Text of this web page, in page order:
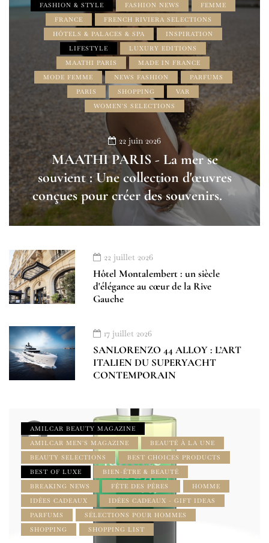
FASHION & STYLE
FASHION NEWS
FEMME
FRANCE
FRENCH RIVIERA SELECTIONS
HÔTELS & PALACES & SPA
INSPIRATION
LIFESTYLE
LUXURY EDITIONS
MAATHI PARIS
MADE IN FRANCE
MODE FEMME
NEWS FASHION
PARFUMS
PARIS
SHOPPING
VAR
WOMEN'S SELECTIONS
22 juin 2026
MAATHI PARIS - La mer se
souvient : Une collection d'œuvres
conçues pour créer des souvenirs.
22 juillet 2026
Hôtel Montalembert : un siècle
d'élégance au cœur de la Rive
Gauche
17 juillet 2026
SANLORENZO 44 ALLOY : L’ART
ITALIEN DU SUPERYACHT
CONTEMPORAIN
AMILCAR BEAUTY MAGAZINE
AMILCAR MEN'S MAGAZINE
BEAUTÉ À LA UNE
BEAUTY SELECTIONS
BEST CHOICES PRODUCTS
BEST OF LUXE
BIEN-ÊTRE & BEAUTÉ
BREAKING NEWS
FÊTE DES PÈRES
HOMME
IDÉES CADEAUX
IDÉES CADEAUX - GIFT IDEAS
PARFUMS
SÉLECTIONS POUR HOMMES
SHOPPING
SHOPPING LIST